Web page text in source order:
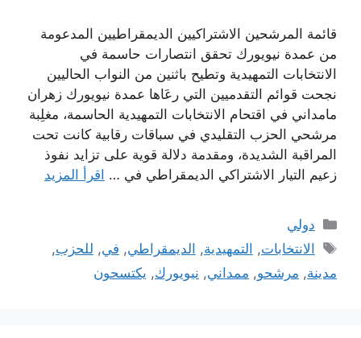
قائمة المرشحين الاشتراكيين الديمقراطيين المدعومة
من عمدة نيويورك تحقق انتصارات حاسمة في
الانتخابات التمهيدية وتطيح باثنين من النواب الحاليين
نجحت قوائم التقدميين التي رعَاها عمدة نيويورك زهران
مامداني في اقتحام الانتخابات التمهيدية الحاسمة، مغلِبة
مرشحي الحزب التقليدي في سباقات رقابية كانت تحت
المراقبة الشديدة، ومقدمة دلالة قوية على تزايد نفوذ
زعيم التيار الاشتراكي الديمقراطي في … اقرأ المزيد
التصنيفات
دولي
الوسوم
الانتخابات, التمهيدية, الديمقراطي, في, للحزب,
مدينة, مرشحو, ممداني, نيويورك, يكتسحون